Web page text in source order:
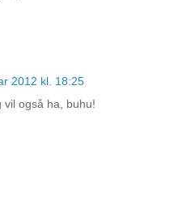
2012 kl. 18:25
vil også ha, buhu!